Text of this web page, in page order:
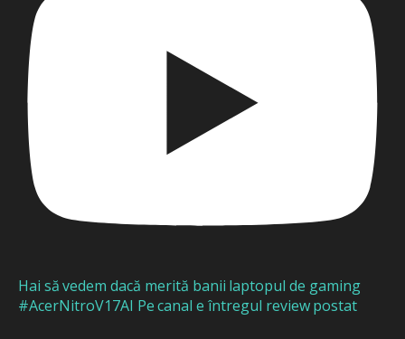
Hai să vedem dacă merită banii laptopul de gaming
#AcerNitroV17AI Pe canal e întregul review postat